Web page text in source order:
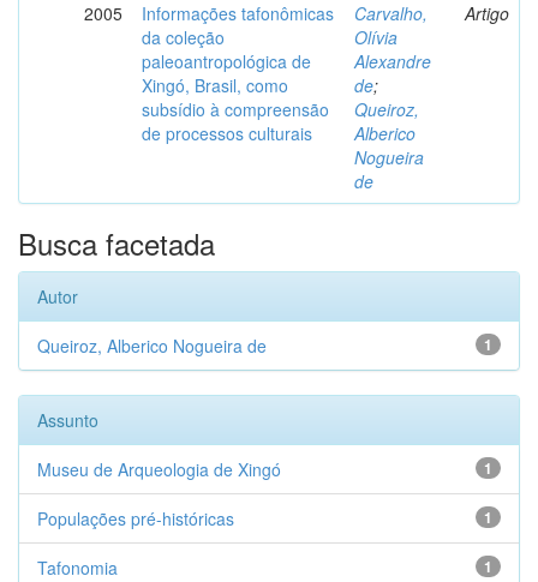
2005
Informações tafonômicas
da coleção
paleoantropológica de
Xingó, Brasil, como
subsídio à compreensão
de processos culturais
Carvalho,
Olívia
Alexandre
de;
Queiroz,
Alberico
Nogueira
de
Artigo
Busca facetada
Autor
1
Queiroz, Alberico Nogueira de
Assunto
1
Museu de Arqueologia de Xingó
1
Populações pré-históricas
1
Tafonomia